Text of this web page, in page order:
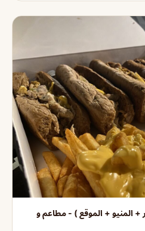
المنيو + الموقع ) - مطاعم و